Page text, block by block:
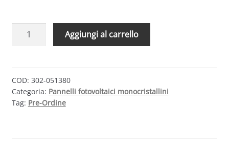
ENERGETICA
HC
380
–
Aggiungi al carrello
COD: 302-051380
Categoria: Pannelli fotovoltaici monocristallini
Tag: Pre-Ordine